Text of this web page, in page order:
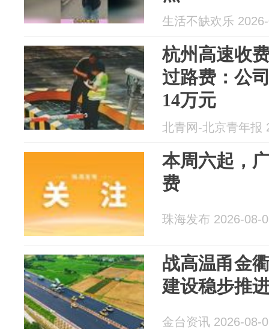
生活不缺欢乐
杭州高速收
过路费：公
14万元
北青网-北京青年报
本周六起，
费
珠海发布 2026-08-
战高温甬金
建设稳步推
金台资讯 2026-08-